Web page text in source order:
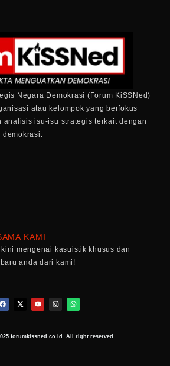
Negara Demokrasi (Forum KiSSNed)
atau kelompok yang berfokus
analisis isu-isu strategis terkait dengan
demokrasi.
KAMI
mengenai kasuistik khusus dan
anda dari kami!
forumkissned.co.id. All right reserved